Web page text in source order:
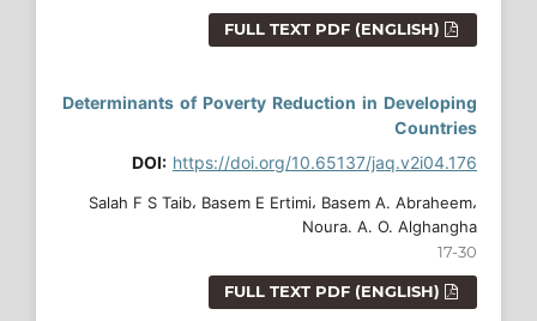
Determinants of Poverty Reduction in Developing
Countries
DOI:https://doi.org/10.65137/jaq.v2i04.176
Salah F S Taib، Basem E Ertimi، Basem A. Abraheem،
Noura. A. O. Alghangha
17-30